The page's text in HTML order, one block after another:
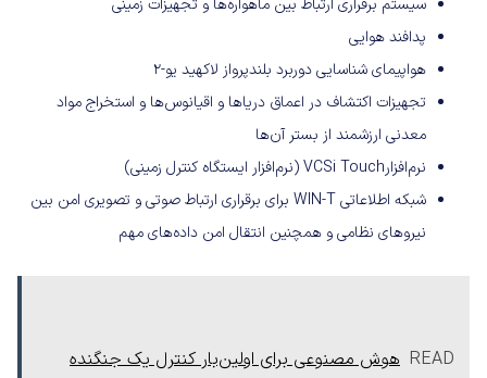
سیستم برقراری ارتباط بین ماهواره‌ها و تجهیزات زمینی
پدافند هوایی
هواپیمای شناسایی دوربرد بلندپرواز لاکهید یو-۲
تجهیزات اکتشاف در اعماق دریاها و اقیانو‌س‌ها و استخراج مواد
معدنی ارزشمند از بستر آن‌ها
نرم‌افزارVCSi Touch (نرم‌افزار ایستگاه کنترل زمینی)
شبکه اطلاعاتی WIN-T برای برقراری ارتباط صوتی و تصویری امن بین
نیروهای نظامی و همچنین انتقال امن داده‌های مهم
READ هوش مصنوعی برای اولین‌بار کنترل یک جنگنده